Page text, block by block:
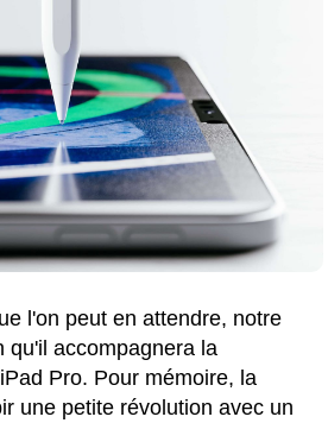
l'on peut en attendre, notre
qu'il accompagnera la
Pro. Pour mémoire, la
une petite révolution avec un